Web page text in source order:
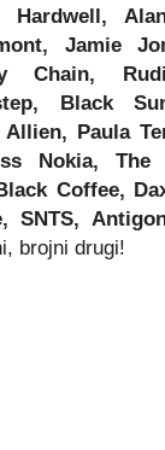
Hardwell,
Jamie
Chain,
Black
Paula
Nokia, The
Coffee,
SNTS,
brojni drugi!